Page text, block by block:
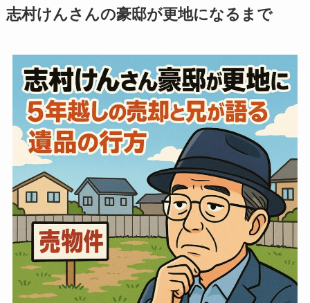
志村けんさんの豪邸が更地になるまで